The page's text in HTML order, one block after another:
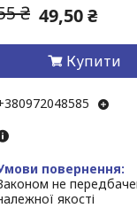
₴ 49,50 ₴
Купити
не
якості